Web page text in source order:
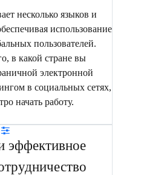
несколько языков и
использование
пользователей.
в какой стране вы
электронной
в социальных сетях,
начать работу.
эффективное